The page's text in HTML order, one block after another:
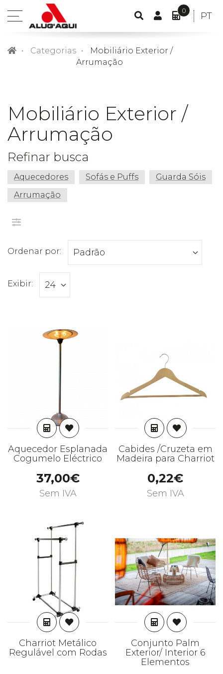
open
CONTA
0 PT
Categorias
Mobiliário Exterior /
Arrumação
Mobiliário Exterior /
Arrumação
Refinar busca
Aquecedores Sofás e Puffs
Guarda Sóis
Arrumação
Ordenar por:
Exibir:
ADICIONAR
Aquecedor Esplanada
Cogumelo Eléctrico
37,00€
Sem IVA
ADICIONAR
Cabides /Cruzeta em
Madeira para Charriot
0,22€
Sem IVA
ADICIONAR
Charriot Metálico
Regulável com Rodas
ADICIONAR
Conjunto Palm
Exterior/ Interior 6
Elementos